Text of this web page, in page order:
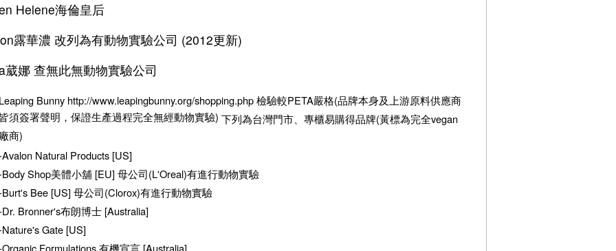
Helene海倫皇后
露華濃 改列為有動物實驗公司 (2012更新)
葳娜 查無此無動物實驗公司
Bunny http://www.leapingbunny.org/shopping.php檢驗較PETA嚴格(品牌本身及上游原料供應商
須簽署聲明，保證生產過程完全無經動物實驗) 下列為台灣門市、專櫃易購得品牌(黃標為完全vegan
商)
Natural Products [US]
Shop美體小舖 [EU] 母公司(L'Oreal)有進行動物實驗
Bee [US] 母公司(Clorox)有進行動物實驗
Bronner's布朗博士 [Australia]
Gate [US]
Formulations 有機宣言 [Australia]